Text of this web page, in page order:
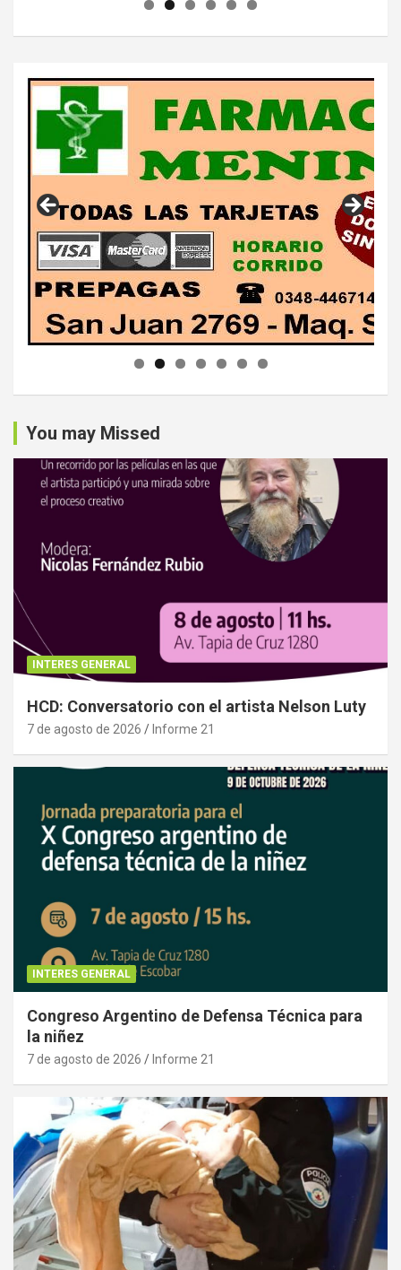
You may Missed
INTERES GENERAL
HCD: Conversatorio con el artista Nelson Luty
7 de agosto de 2026 Informe 21
INTERES GENERAL
Congreso Argentino de Defensa Técnica para
la niñez
7 de agosto de 2026 Informe 21